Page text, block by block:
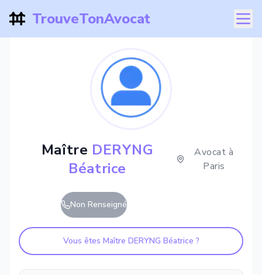
TrouveTonAvocat
Maître DERYNG
Béatrice
Avocat à
Paris
Non Renseigné
Vous êtes Maître DERYNG Béatrice ?